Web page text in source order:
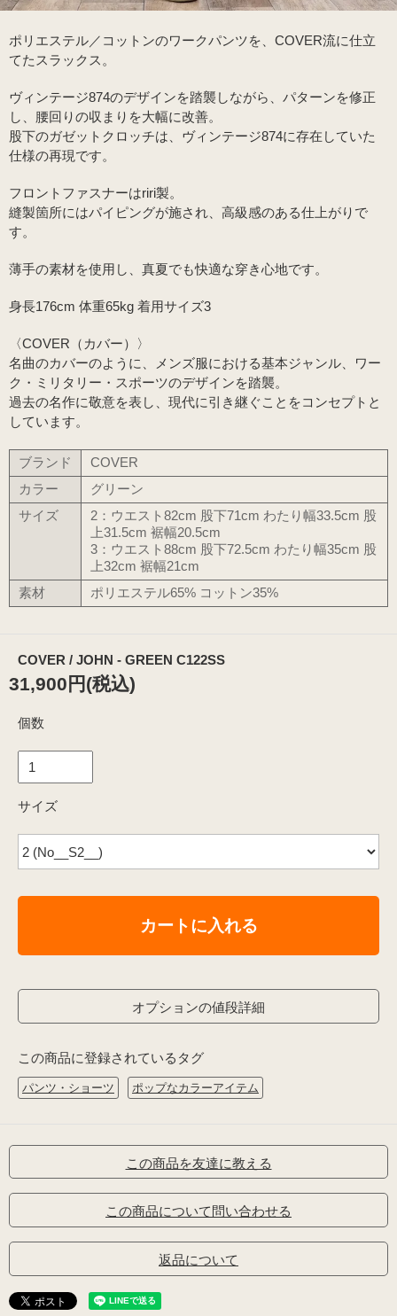
ポリエステル／コットンのワークパンツを、COVER流に仕立
てたスラックス。
ヴィンテージ874のデザインを踏襲しながら、パターンを修正
し、腰回りの収まりを大幅に改善。
股下のガゼットクロッチは、ヴィンテージ874に存在していた
仕様の再現です。
フロントファスナーはriri製。
縫製箇所にはパイピングが施され、高級感のある仕上がりで
す。
薄手の素材を使用し、真夏でも快適な穿き心地です。
身長176cm 体重65kg 着用サイズ3
〈COVER（カバー）〉
名曲のカバーのように、メンズ服における基本ジャンル、ワー
ク・ミリタリー・スポーツのデザインを踏襲。
過去の名作に敬意を表し、現代に引き継ぐことをコンセプトと
しています。
ブランド
COVER
カラー
グリーン
サイズ
2：ウエスト82cm 股下71cm わたり幅33.5cm 股
上31.5cm 裾幅20.5cm
3：ウエスト88cm 股下72.5cm わたり幅35cm 股
上32cm 裾幅21cm
素材
ポリエステル65% コットン35%
COVER / JOHN - GREEN C122SS
31,900円(税込)
個数
サイズ
カートに入れる
オプションの値段詳細
この商品に登録されているタグ
パンツ・ショーツ ポップなカラーアイテム
この商品を友達に教える
この商品について問い合わせる
返品について